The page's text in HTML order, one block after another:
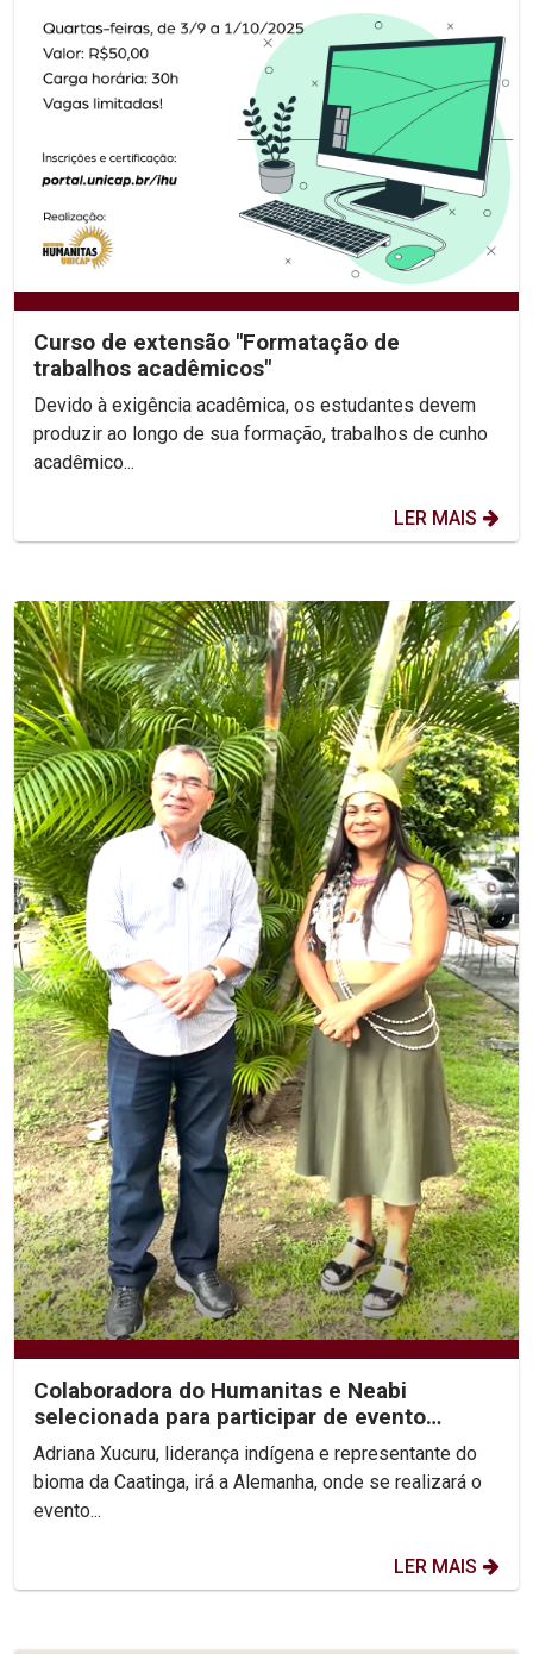
Curso de extensão "Formatação de
trabalhos acadêmicos"
Devido à exigência acadêmica, os estudantes devem
produzir ao longo de sua formação, trabalhos de cunho
acadêmico...
LER MAIS
Colaboradora do Humanitas e Neabi
selecionada para participar de evento
internacional...
Adriana Xucuru, liderança indígena e representante do
bioma da Caatinga, irá a Alemanha, onde se realizará o
evento...
LER MAIS